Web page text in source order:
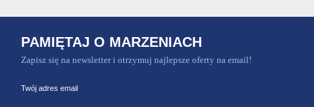
PAMIĘTAJ O MARZENIACH
Zapisz się na newsletter i otrzymuj najlepsze oferty na email!
Twój adres email